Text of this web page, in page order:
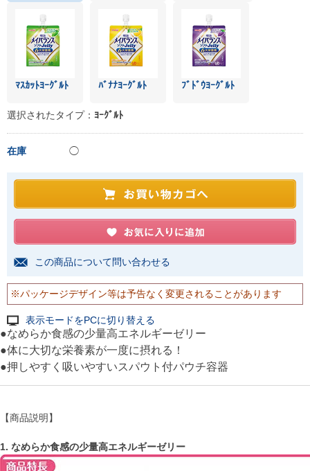
ﾏｽｶｯﾄﾖｰｸﾞﾙﾄ ﾊﾞﾅﾅﾖｰｸﾞﾙﾄ ﾌﾞﾄﾞｳﾖｰｸﾞﾙﾄ
選択されたタイプ： ﾖｰｸﾞﾙﾄ
在庫 ◯
この商品について問い合わせる
※パッケージデザイン等は予告なく変更されることがあります
表示モードをPCに切り替える
●なめらか食感の少量高エネルギーゼリー
●体に大切な栄養素が一度に摂れる！
●押しやすく吸いやすいスパウト付パウチ容器
【商品説明】
1. なめらか食感の少量高エネルギーゼリー